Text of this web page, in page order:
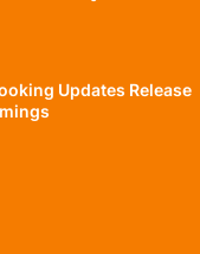
Updates Release